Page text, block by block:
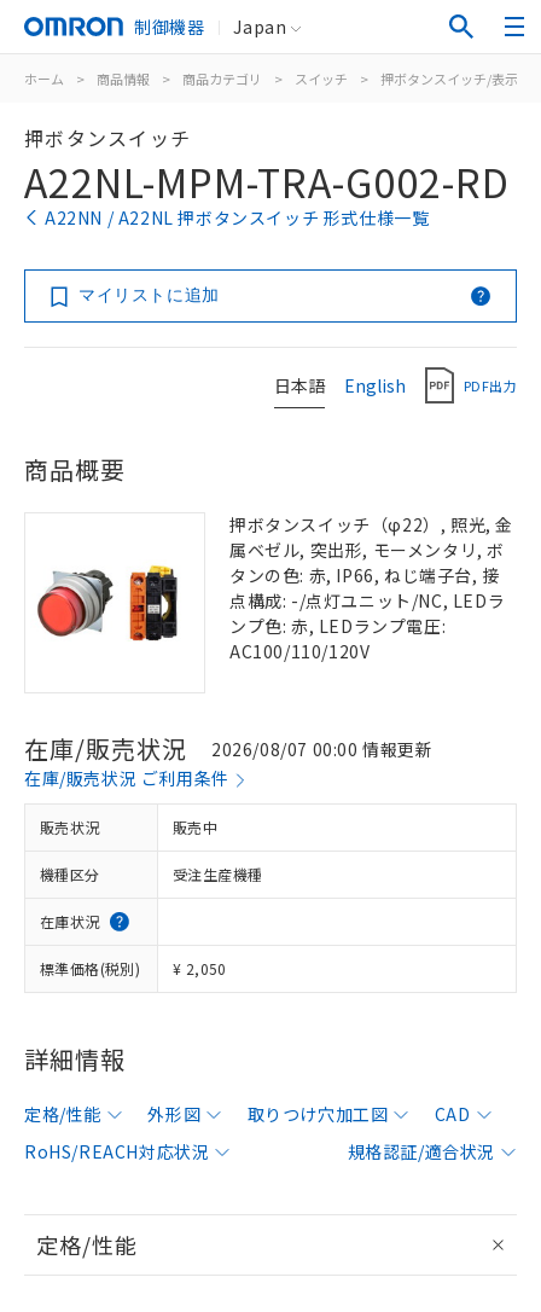
制御機器 Japan
ホーム > 商品情報 > 商品カテゴリ > スイッチ > 押ボタンスイッチ/表示灯
押ボタンスイッチ
A22NL-MPM-TRA-G002-RD
A22NN / A22NL 押ボタンスイッチ 形式仕様一覧
マイリストに追加
日本語 English PDF出力
商品概要
押ボタンスイッチ（φ22）, 照光, 金
属ベゼル, 突出形, モーメンタリ, ボ
タンの色: 赤, IP66, ねじ端子台, 接
点構成: -/点灯ユニット/NC, LEDラ
ンプ色: 赤, LEDランプ電圧:
AC100/110/120V
在庫/販売状況
2026/08/07 00:00 情報更新
在庫/販売状況 ご利用条件
販売状況 販売中
機種区分 受注生産機種
在庫状況
標準価格(税別) ¥ 2,050
詳細情報
定格/性能 外形図 取りつけ穴加工図
CAD
RoHS/REACH対応状況
規格認証/適合状況
定格/性能